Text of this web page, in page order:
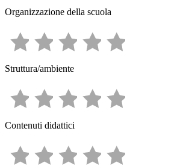
Organizzazione della scuola
Struttura/ambiente
Contenuti didattici